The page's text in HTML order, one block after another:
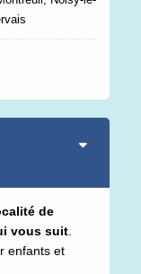
de
vous suit
enfants et